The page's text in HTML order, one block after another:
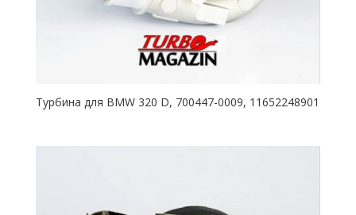
Турбина для BMW 320 D, 700447-0009, 11652248901